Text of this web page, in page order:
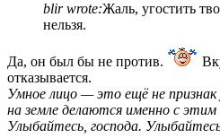
blir wrote:Жаль, угостить
нельзя.
Да, он был бы не против.
отказывается.
Умное лицо — это ещё не признак
на земле делаются именно с
Улыбайтесь, господа.